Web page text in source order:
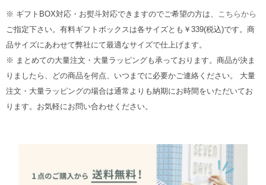
※ ギフトBOX対応・お熨斗対応できますのでご希望の方は、 こちらから
ご指定下さい。有料ギフトボックスは各サイズとも￥339(税込)です。商
品サイズにあわせて弊社にて最適なサイズで仕上げます。
※ まとめての大量注文・大量ラッピングも承っております。商品が決ま
りましたら、どの商品を何点、いつまでに必要かご連絡ください。 大量
注文・大量ラッピングの場合は通常よりも納期にお時間をいただいてお
ります。お気軽にお問い合わせください。